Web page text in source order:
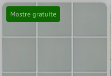
Mostre gratuite